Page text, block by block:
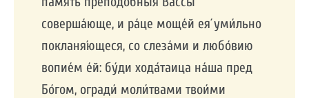
соверша́юще, и ра́це моще́й ея́ уми́льно
покланя́ющеся, со слеза́ми и любо́вию
вопие́м е́й: бу́ди хода́таица на́ша пред
Бо́гом, огради́ моли́твами твои́ми